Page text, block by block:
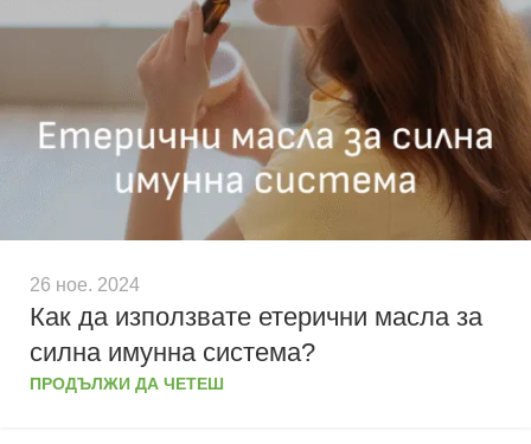
26 ное. 2024
Как да използвате етерични масла за
силна имунна система?
ПРОДЪЛЖИ ДА ЧЕТЕШ